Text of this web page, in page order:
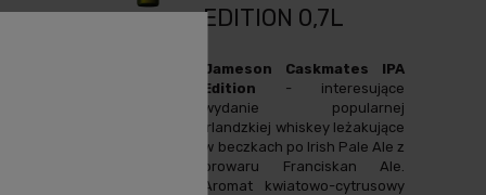
EDITION 0,7L
Jameson Caskmates IPA
Edition - interesujące
wydanie popularnej
irlandzkiej whiskey leżakujące
w beczkach po Irish Pale Ale z
browaru Franciskan Ale.
Aromat kwiatowo-cytrusowy